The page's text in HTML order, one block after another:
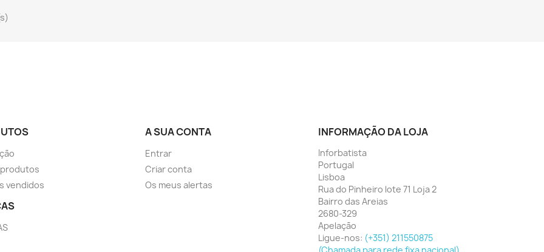
vendidos
A SUA CONTA
Entrar
Criar conta
Os meus alertas
INFORMAÇÃO DA LOJA
Inforbatista
Portugal
Lisboa
Rua do Pinheiro lote 71 Loja 2
Bairro das Areias
2680-329
Apelação
Ligue-nos: (+351) 211550875